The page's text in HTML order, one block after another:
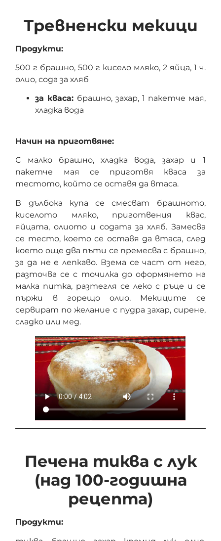
Тревненски мекици
Продукти:
500 г брашно, 500 г кисело мляко, 2 яйца, 1 ч.
олио, сода за хляб
за кваса: брашно, захар, 1 пакетче мая,
хладка вода
Начин на приготвяне:
С малко брашно, хладка вода, захар и 1
пакетче мая се приготвя кваса за
тестото, който се оставя да втаса.
В дълбока купа се смесват брашното,
киселото мляко, приготвения квас,
яйцата, олиото и содата за хляб. Замесва
се тесто, което се оставя да втаса, след
което още два пъти се премесва с брашно,
за да не е лепкаво. Взема се част от него,
разточва се с точилка до оформянето на
малка питка, разтегля се леко с ръце и се
пържи в горещо олио. Мекиците се
сервират по желание с пудра захар, сирене,
сладко или мед.
Печена тиква с лук
(над 100-годишна
рецепта)
Продукти: